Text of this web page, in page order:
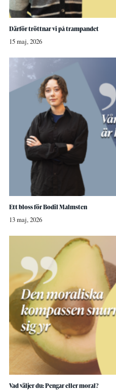
Därför tröttnar vi på trampandet
15 maj, 2026
Ett bloss för Bodil Malmsten
13 maj, 2026
Vad väljer du: Pengar eller moral?